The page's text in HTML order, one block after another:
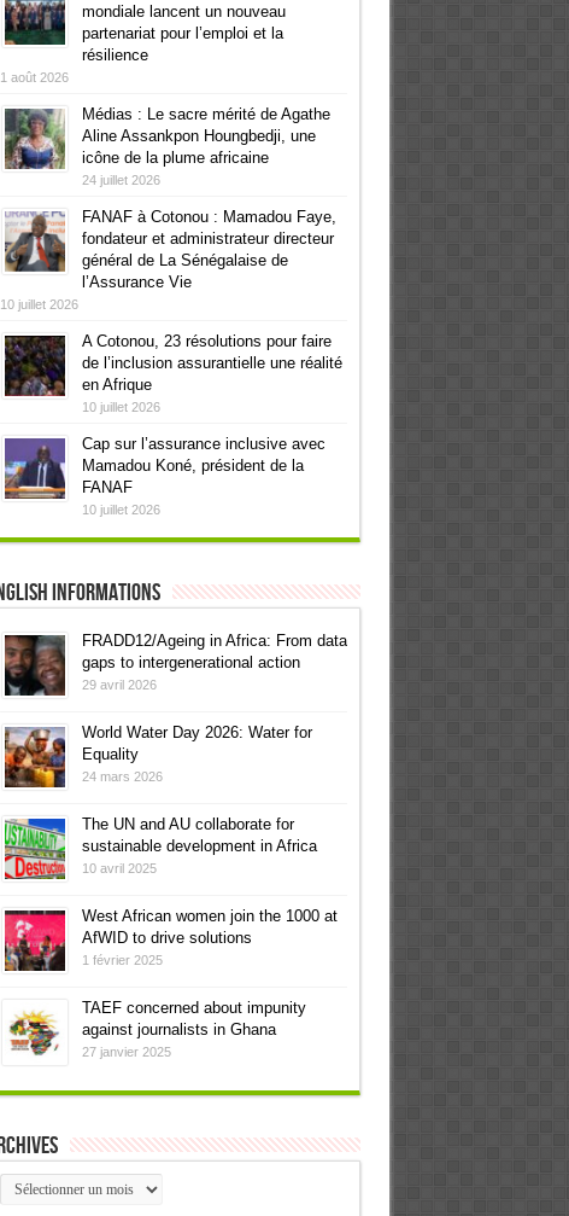
mondiale lancent un nouveau
partenariat pour l’emploi et la
résilience
1 août 2026
Médias : Le sacre mérité de Agathe
Aline Assankpon Houngbedji, une
icône de la plume africaine
24 juillet 2026
FANAF à Cotonou : Mamadou Faye,
fondateur et administrateur directeur
général de La Sénégalaise de
l’Assurance Vie
10 juillet 2026
A Cotonou, 23 résolutions pour faire
de l’inclusion assurantielle une réalité
en Afrique
10 juillet 2026
Cap sur l’assurance inclusive avec
Mamadou Koné, président de la
FANAF
10 juillet 2026
informations
FRADD12/Ageing in Africa: From data
gaps to intergenerational action
29 avril 2026
World Water Day 2026: Water for
Equality
24 mars 2026
The UN and AU collaborate for
sustainable development in Africa
10 avril 2025
West African women join the 1000 at
AfWID to drive solutions
1 février 2025
TAEF concerned about impunity
against journalists in Ghana
27 janvier 2025
Archives